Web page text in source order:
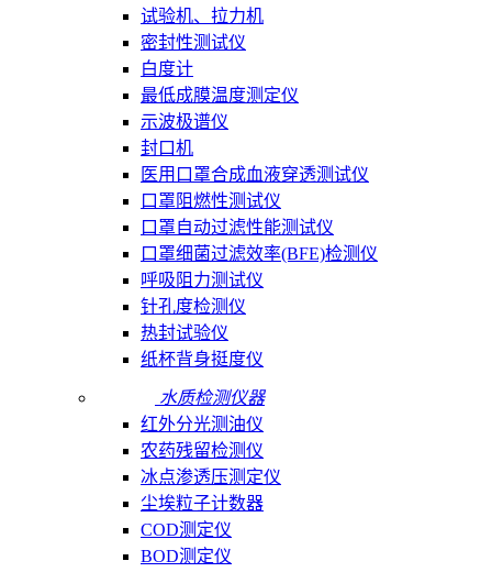
试验机、拉力机
密封性测试仪
白度计
最低成膜温度测定仪
示波极谱仪
封口机
医用口罩合成血液穿透测试仪
口罩阻燃性测试仪
口罩自动过滤性能测试仪
口罩细菌过滤效率(BFE)检测仪
呼吸阻力测试仪
针孔度检测仪
热封试验仪
纸杯背身挺度仪
水质检测仪器
红外分光测油仪
农药残留检测仪
冰点渗透压测定仪
尘埃粒子计数器
COD测定仪
BOD测定仪